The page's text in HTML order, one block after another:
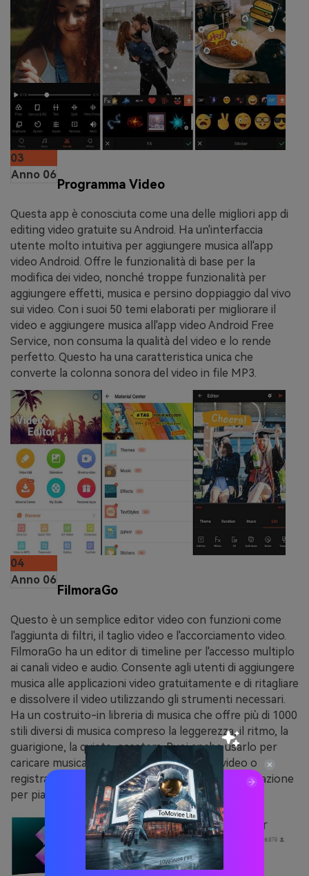
03
Anno 06
Programma Video
Questa app è conosciuta come una delle migliori app di
editing video gratuite su Android. Ha un'interfaccia
utente molto intuitiva per aggiungere musica all'app
video Android. Offre le funzionalità di base per la
modifica dei video, nonché troppe funzionalità per
aggiungere effetti, musica e persino doppiaggio dal vivo
sui video. Con i suoi 50 temi elaborati per migliorare il
video e aggiungere musica all'app video Android Free
Service, non consuma la qualità del video e lo rende
perfetto. Questo ha una caratteristica unica che
converte la colonna sonora del video in file MP3.
04
Anno 06
FilmoraGo
Questo è un semplice editor video con funzioni come
l'aggiunta di filtri, il taglio video e l'accorciamento video.
FilmoraGo ha un editor di timeline per l'accesso multiplo
ai canali video e audio. Consente agli utenti di aggiungere
musica alle applicazioni video gratuitamente e di ritagliare
e dissolvere il video utilizzando gli strumenti necessari.
Ha un costruito-in libreria di musica che offre più di 1000
stili diversi di musica compreso la leggerezza, il ritmo, la
guarigione, la quiete, eccetera. Puoi anche usarlo per
caricare musica locale, estrarre musica da video o
registrare la tua voce. Pertanto, è un'ottima applicazione
per piattaforme come YouTube e Taketing.